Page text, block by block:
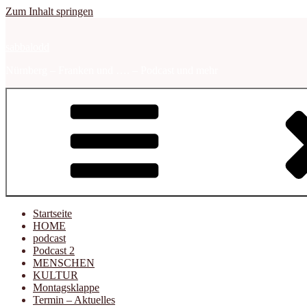
Zum Inhalt springen
Startseite
HOME
podcast
Podcast 2
MENSCHEN
KULTUR
Montagsklappe
Termin – Aktuelles